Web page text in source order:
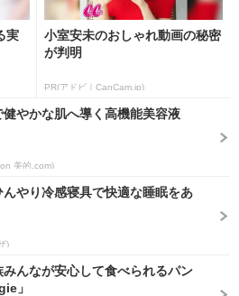
実
小室安未のおしゃれ動画の秘密
が判明
PR(アドビ｜CanCam.jp)
健やかな肌へ導く高機能美容液
美的.com)
んやり冷感寝具で快適な睡眠をあ
)
みんなが安心して食べられるパン
」